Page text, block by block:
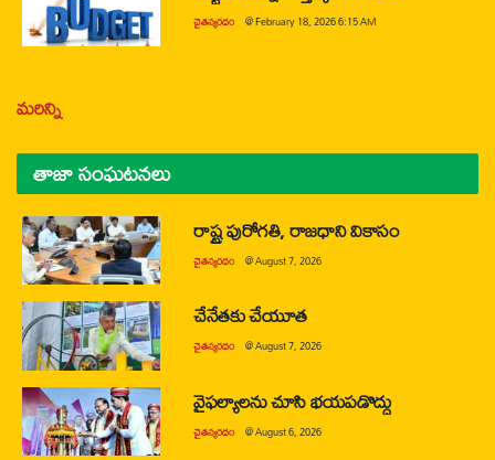
చైతన్యరధం @February 18, 2026 6:15 AM
మరిన్ని
తాజా సంఘటనలు
రాష్ట్ర పురోగతి, రాజధాని వికాసం
చైతన్యరధం @August 7, 2026
చేనేతకు చేయూత
చైతన్యరధం @August 7, 2026
వైఫల్యాలను చూసి భయపడొద్దు
చైతన్యరధం @August 6, 2026